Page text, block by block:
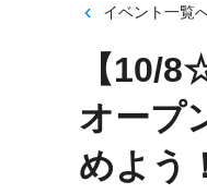
イベント一覧
【10/
オープ
めよう！